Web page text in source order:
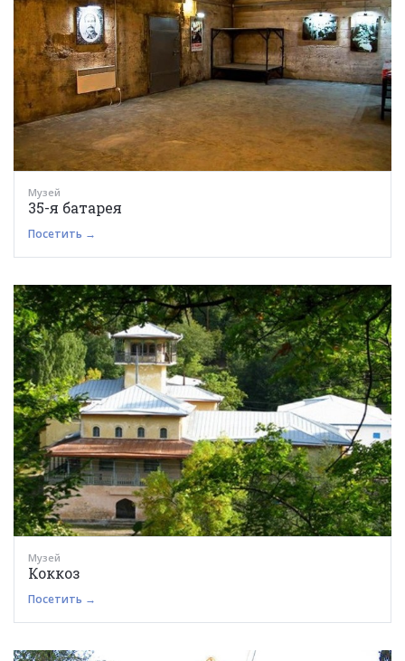
Музей
35-я батарея
Посетить →
Музей
Коккоз
Посетить →